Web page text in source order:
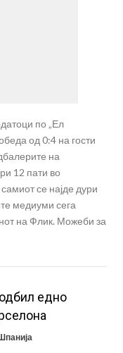
по „Ел
од 0:4 на гости
на
12 пати во
се најде дури
медиуми сега
на Флик. Можеби за
едно